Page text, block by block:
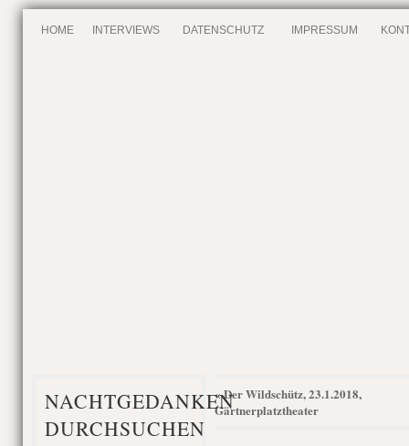
HOME INTERVIEWS DATENSCHUTZ IMPRESSUM
NACHTGEDANKEN
DURCHSUCHEN
«Der Wildschütz, 23.1.2018,
Gärtnerplatztheater